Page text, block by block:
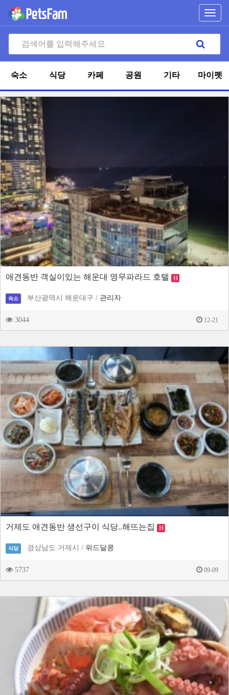
숙소 식당 카페 공원 기타 마이펫
애견동반 객실이있는 해운대 영무파라드 호텔 H
숙소 부산광역시 해운대구 / 관리자
3044 12-21
거제도 애견동반 생선구이 식당..해뜨는집 H
식당 경상남도 거제시 / 위드달콩
5737 09-09